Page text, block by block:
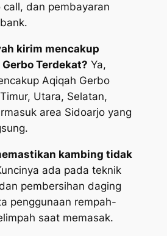
dan pembayaran
kirim mencakup
Terdekat? Ya,
Aqiqah Gerbo
Utara, Selatan,
area Sidoarjo yang
kambing tidak
ada pada teknik
pembersihan daging
penggunaan rempah-
saat memasak.